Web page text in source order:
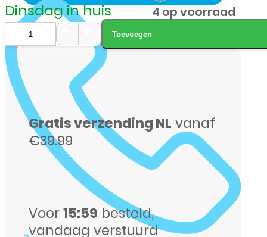
Dinsdag in huis
Samsung
A-
576
A57
256GB
paars
Toevoegen
4 op voorraad
Gratis verzending NL vanaf
€39.99
Voor15:59 besteld,
vandaag verstuurd